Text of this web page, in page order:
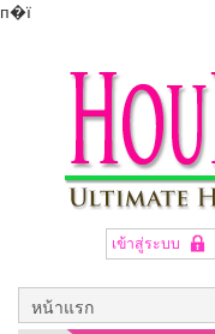
п�ї
เข้าสู่ระบบ